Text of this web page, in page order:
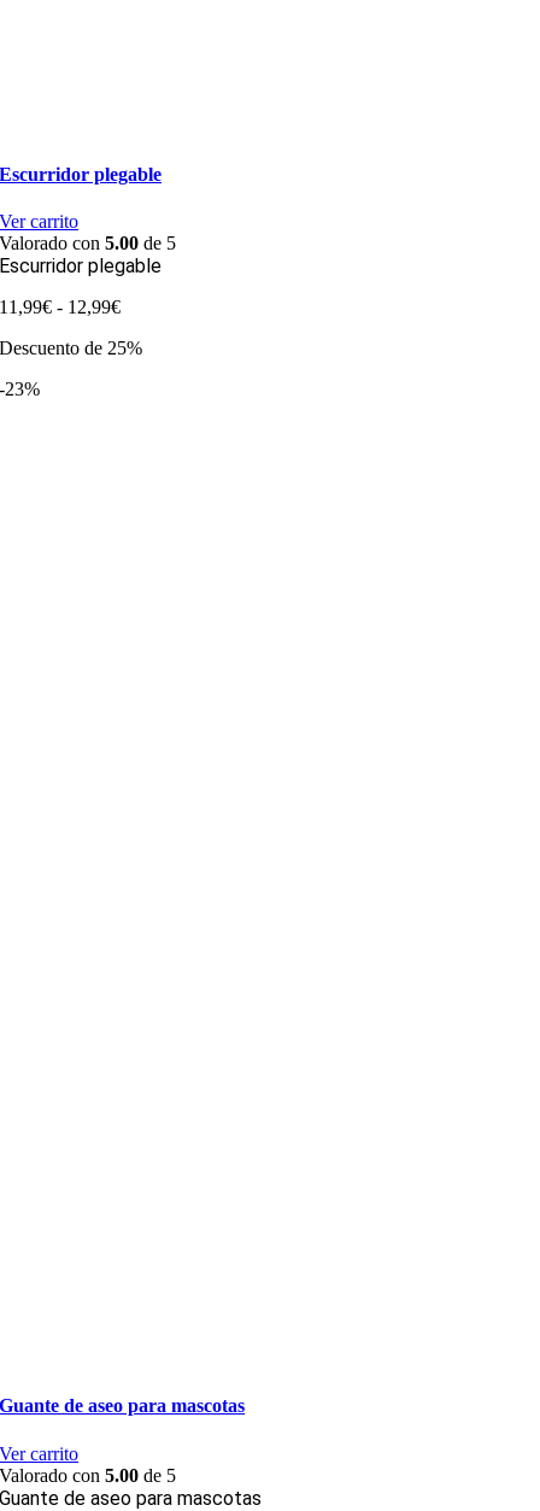
Escurridor plegable
Ver carrito
Valorado con5.00 de 5
Escurridor plegable
11,99€ - 12,99€Rango
precios:
Descuento de 25%
-23%
Guante de aseo para mascotas
Ver carrito
Valorado con5.00 de 5
Guante de aseo para mascotas